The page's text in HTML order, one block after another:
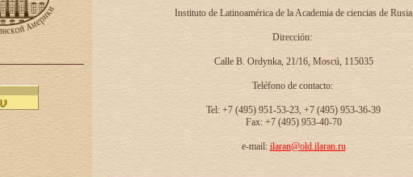
Instituto de Latinoamérica de la Academia de ciencias de Rusia
Dirección:
Calle B. Ordynka, 21/16, Moscú, 115035
Teléfono de contacto:
Tel: +7 (495) 951-53-23, +7 (495) 953-36-39
Fax: +7 (495) 953-40-70
e-mail: ilaran@old.ilaran.ru